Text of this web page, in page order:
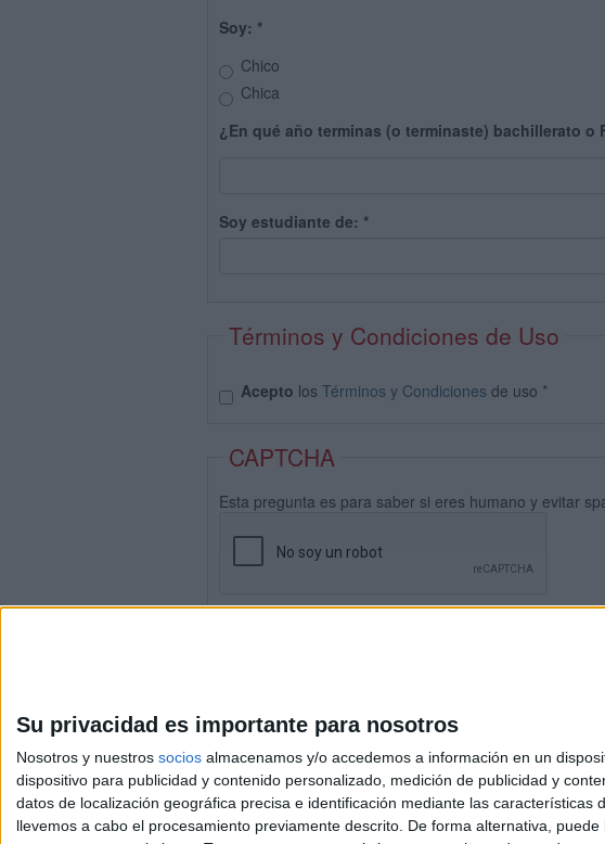
Su privacidad es importante para nosotros
Nosotros y nuestros socios almacenamos y/o accedemos a información en un
dispositivo para publicidad y contenido personalizado, medición de publicidad y
datos de localización geográfica precisa e identificación mediante las
llevemos a cabo el procesamiento previamente descrito. De forma alternativa,
Soy: *
Chico
Chica
¿En qué año terminas (o terminaste) bachillerato o
Soy estudiante de: *
Términos y Condiciones de Uso
Acepto los Términos y Condiciones de uso *
CAPTCHA
Esta pregunta es para saber si eres humano y evitar
Aviso legal|Politica